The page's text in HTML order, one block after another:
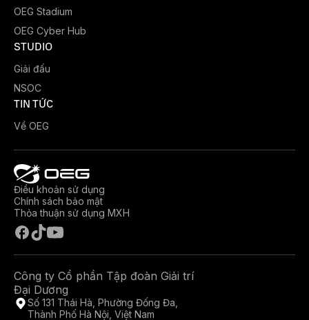
OEG Stadium
OEG Cyber Hub
STUDIO
Giải đấu
NSOC
TIN TỨC
Về OEG
Điều khoản sử dụng
Chính sách bảo mật
Thỏa thuận sử dụng MXH
Công ty Cổ phần Tập đoàn Giải trí
Đại Dương
Số 131 Thái Hà, Phường Đống Đa,
Thành Phố Hà Nội, Việt Nam